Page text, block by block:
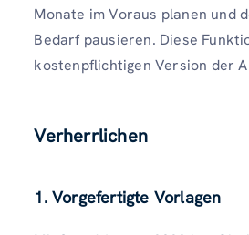
Monate im Voraus planen und
Bedarf pausieren. Diese
kostenpflichtigen Version der
Verherrlichen
1. Vorgefertigte Vorlagen